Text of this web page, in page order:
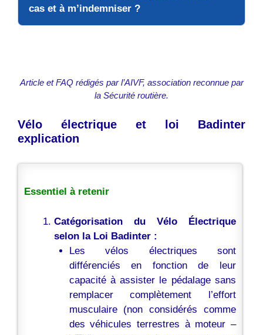
cas et à m’indemniser ?
Article et FAQ rédigés par l’AIVF, association reconnue par
la Sécurité routière.
Vélo électrique et loi Badinter
explication
Essentiel à retenir
Catégorisation du Vélo Électrique
selon la Loi Badinter :
Les vélos électriques sont
différenciés en fonction de leur
capacité à assister le pédalage sans
remplacer complètement l’effort
musculaire (non considérés comme
des véhicules terrestres à moteur –